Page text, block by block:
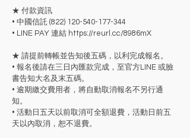
★ 付款資訊
• 中國信託 (822) 120-540-177-344
• LINE PAY 連結 https://reurl.cc/8986mX
★ 請提前轉帳並告知後五碼，以利完成報名。
• 報名後請在三日內匯款完成，至官方LINE 或臉
書告知大名及末五碼。
• 逾期繳交費用者，將自動取消報名不另行通
知。
• 活動日五天以前取消可全額退費，活動日前五
天以內取消，恕不退費。